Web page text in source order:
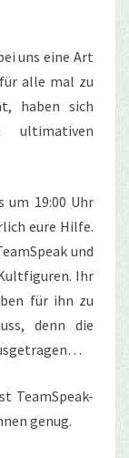
uns eine Art
alle mal zu
haben sich
ultimativen
um 19:00 Uhr
eure Hilfe.
und
Ihr
für ihn zu
denn die
TeamSpeak-
genug.